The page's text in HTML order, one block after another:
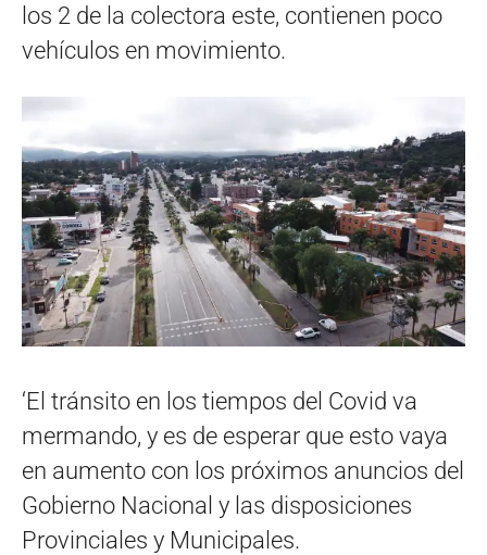
los 2 de la colectora este, contienen poco
vehículos en movimiento.
‘El tránsito en los tiempos del Covid va
mermando, y es de esperar que esto vaya
en aumento con los próximos anuncios del
Gobierno Nacional y las disposiciones
Provinciales y Municipales.